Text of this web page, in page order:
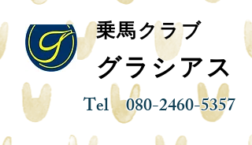
乗馬クラブ
グラシアス
Tel080-2460-5357